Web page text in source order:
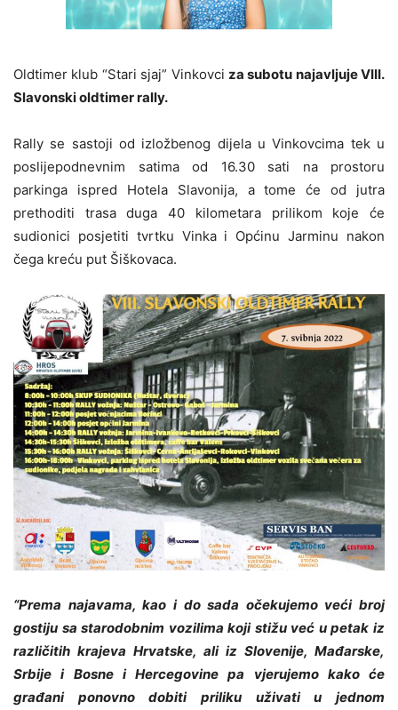
Oldtimer klub “Stari sjaj” Vinkovci za subotu najavljuje VIII.
Slavonski oldtimer rally.
Rally se sastoji od izložbenog dijela u Vinkovcima tek u
poslijepodnevnim satima od 16.30 sati na prostoru
parkinga ispred Hotela Slavonija, a tome će od jutra
prethoditi trasa duga 40 kilometara prilikom koje će
sudionici posjetiti tvrtku Vinka i Općinu Jarminu nakon
čega kreću put Šiškovaca.
“Prema najavama, kao i do sada očekujemo veći broj
gostiju sa starodobnim vozilima koji stižu već u petak iz
različitih krajeva Hrvatske, ali iz Slovenije, Mađarske,
Srbije i Bosne i Hercegovine pa vjerujemo kako će
građani ponovno dobiti priliku uživati u jednom